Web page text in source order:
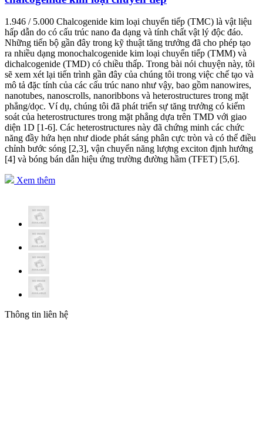
1.946 / 5.000 Chalcogenide kim loại chuyển tiếp (TMC) là vật liệu
hấp dẫn do có cấu trúc nano đa dạng và tính chất vật lý độc đáo.
Những tiến bộ gần đây trong kỹ thuật tăng trưởng đã cho phép tạo
ra nhiều dạng monochalcogenide kim loại chuyển tiếp (TMM) và
dichalcogenide (TMD) có chiều thấp. Trong bài nói chuyện này, tôi
sẽ xem xét lại tiến trình gần đây của chúng tôi trong việc chế tạo và
mô tả đặc tính của các cấu trúc nano như vậy, bao gồm nanowires,
nanotubes, nanoscrolls, nanoribbons và heterostructures trong mặt
phẳng/dọc. Ví dụ, chúng tôi đã phát triển sự tăng trưởng có kiểm
soát của heterostructures trong mặt phẳng dựa trên TMD với giao
diện 1D [1-6]. Các heterostructures này đã chứng minh các chức
năng đầy hứa hẹn như diode phát sáng phân cực tròn và có thể điều
chỉnh bước sóng [2,3], vận chuyển năng lượng exciton định hướng
[4] và bóng bán dẫn hiệu ứng trường đường hầm (TFET) [5,6].
Xem thêm
Thông tin liên hệ